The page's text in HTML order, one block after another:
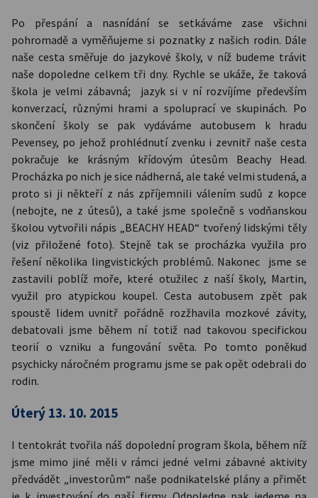
Po přespání a nasnídání se setkáváme zase všichni
pohromadě a vyměňujeme si poznatky z našich rodin. Dále
naše cesta směřuje do jazykové školy, v níž budeme trávit
naše dopoledne celkem tři dny. Rychle se ukáže, že taková
škola je velmi zábavná; jazyk si v ní rozvíjíme především
konverzací, různými hrami a spoluprací ve skupinách. Po
skončení školy se pak vydáváme autobusem k hradu
Pevensey, po jehož prohlédnutí zvenku i zevnitř naše cesta
pokračuje ke krásným křídovým útesům Beachy Head.
Procházka po nich je sice nádherná, ale také velmi studená, a
proto si ji někteří z nás zpříjemnili válením sudů z kopce
(nebojte, ne z útesů), a také jsme společně s vodňanskou
školou vytvořili nápis „BEACHY HEAD“ tvořený lidskými těly
(viz přiložené foto). Stejně tak se procházka využila pro
řešení několika lingvistických problémů. Nakonec jsme se
zastavili poblíž moře, které otužilec z naší školy, Martin,
využil pro atypickou koupel. Cesta autobusem zpět pak
spoustě lidem uvnitř pořádně rozžhavila mozkové závity,
debatovali jsme během ní totiž nad takovou specifickou
teorií o vzniku a fungování světa. Po tomto poněkud
psychicky náročném programu jsme se pak opět odebrali do
rodin.
Úterý 13. 10. 2015
I tentokrát tvořila náš dopolední program škola, během níž
jsme mimo jiné měli v rámci jedné velmi zábavné aktivity
předvádět „investorům“ naše podnikatelské plány a přimět